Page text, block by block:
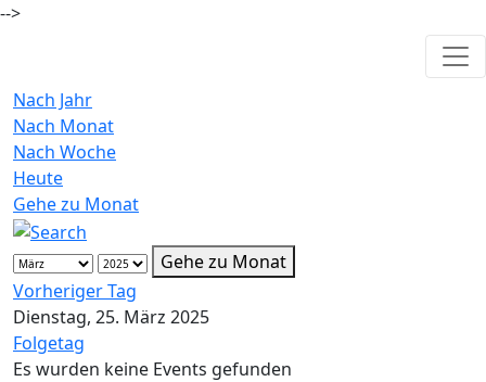
-->
Nach Jahr
Nach Monat
Nach Woche
Heute
Gehe zu Monat
Gehe zu Monat
Vorheriger Tag
Dienstag, 25. März 2025
Folgetag
Es wurden keine Events gefunden